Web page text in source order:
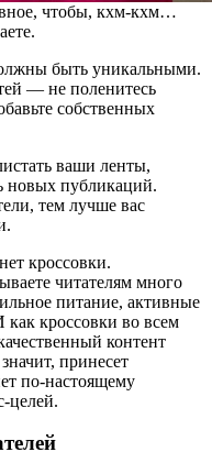
чтобы, кхм-кхм…
быть уникальными.
— не поленитесь
собственных
ваши ленты,
новых публикаций.
тем лучше вас
кроссовки.
читателям много
питание, активные
кроссовки во всем
контент
принесет
по-настоящему
целей.